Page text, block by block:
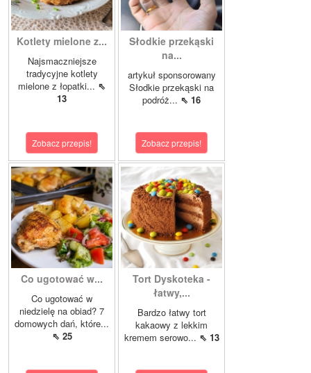
Kotlety mielone z...
Najsmaczniejsze
tradycyjne kotlety
mielone z łopatki... ⇖
13
Zobacz przepis!
Słodkie przekąski
na...
artykuł sponsorowany
Słodkie przekąski na
podróż... ⇖ 16
Zobacz przepis!
Co ugotować w...
Co ugotować w
niedzielę na obiad? 7
domowych dań, które...
⇖ 25
Tort Dyskoteka -
łatwy,...
Bardzo łatwy tort
kakaowy z lekkim
kremem serowo... ⇖ 13